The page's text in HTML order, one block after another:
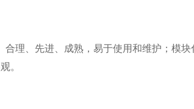
理、先进、成熟，易于使用和维护；模
。